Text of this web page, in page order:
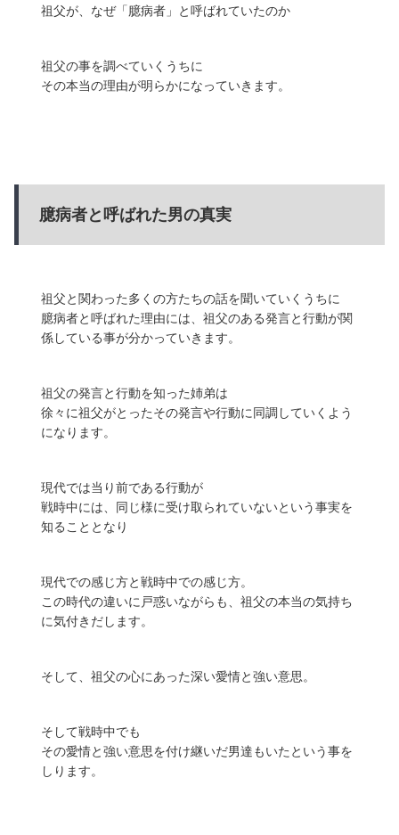
祖父が、なぜ「臆病者」と呼ばれていたのか
祖父の事を調べていくうちに
その本当の理由が明らかになっていきます。
臆病者と呼ばれた男の真実
祖父と関わった多くの方たちの話を聞いていくうちに
臆病者と呼ばれた理由には、祖父のある発言と行動が関
係している事が分かっていきます。
祖父の発言と行動を知った姉弟は
徐々に祖父がとったその発言や行動に同調していくよう
になります。
現代では当り前である行動が
戦時中には、同じ様に受け取られていないという事実を
知ることとなり
現代での感じ方と戦時中での感じ方。
この時代の違いに戸惑いながらも、祖父の本当の気持ち
に気付きだします。
そして、祖父の心にあった深い愛情と強い意思。
そして戦時中でも
その愛情と強い意思を付け継いだ男達もいたという事を
しります。